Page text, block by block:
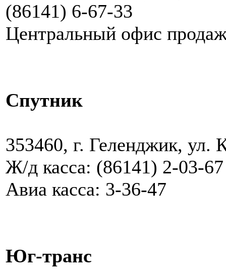
(86141) 6-67-33
Центральный офис
Спутник
353460, г. Геленджик, ул.
Ж/д касса: (86141) 2-03-67
Авиа касса: 3-36-47
Юг-транс